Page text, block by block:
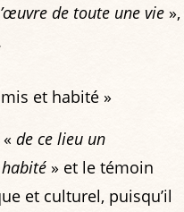
de toute une vie »,
et habité »
de ce lieu un
» et le témoin
et culturel, puisqu’il